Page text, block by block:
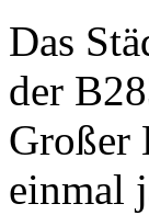
Das
der
Großer
einmal